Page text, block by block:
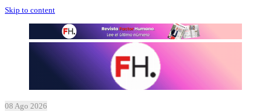
Skip to content
08 Ago 2026